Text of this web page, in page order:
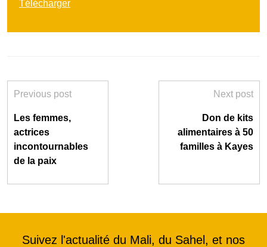
Télécharger
Previous post
Les femmes,
actrices
incontournables
de la paix
Next post
Don de kits
alimentaires à 50
familles à Kayes
Suivez l'actualité du Mali, du Sahel, et nos